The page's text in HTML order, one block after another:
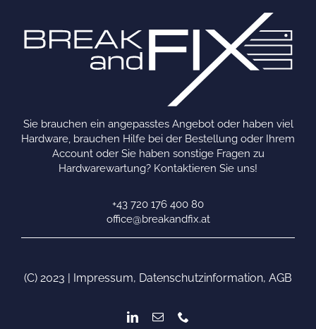
Sie brauchen ein angepasstes Angebot oder haben viel
Hardware, brauchen Hilfe bei der Bestellung oder Ihrem
Account oder Sie haben sonstige Fragen zu
Hardwarewartung? Kontaktieren Sie uns!
+43 720 176 400 80
office@breakandfix.at
(C) 2023 | Impressum, Datenschutzinformation, AGB